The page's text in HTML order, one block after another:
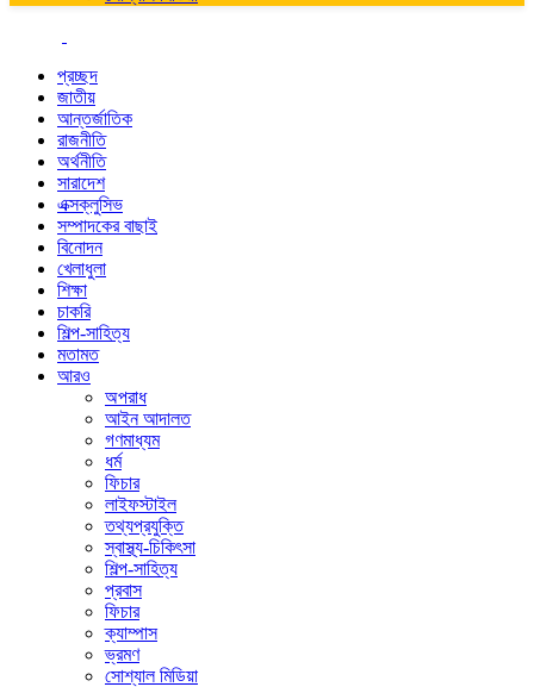
প্রচ্ছদ
জাতীয়
আন্তর্জাতিক
রাজনীতি
অর্থনীতি
সারাদেশ
এক্সক্লুসিভ
সম্পাদকের বাছাই
বিনোদন
খেলাধুলা
শিক্ষা
চাকরি
শিল্প-সাহিত্য
মতামত
আরও
অপরাধ
আইন আদালত
গণমাধ্যম
ধর্ম
ফিচার
লাইফস্টাইল
তথ্যপ্রযুক্তি
স্বাস্থ্য-চিকিৎসা
শিল্প-সাহিত্য
প্রবাস
ফিচার
ক্যাম্পাস
ভ্রমণ
সোশ্যাল মিডিয়া